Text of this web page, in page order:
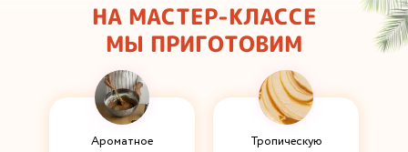
Тропическую
Ароматное
НА МАСТЕР-КЛАССЕ
МЫ ПРИГОТОВИМ